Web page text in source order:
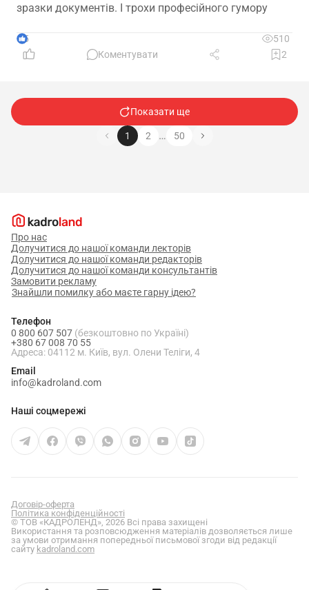
зразки документів. І трохи професійного гумору
5
510
Коментувати
2
Показати ще
1 2 … 50
Про нас
Долучитися до нашої команди лекторів
Долучитися до нашої команди редакторів
Долучитися до нашої команди консультантів
Замовити рекламу
Знайшли помилку або маєте гарну ідею?
Телефон
0 800 607 507 (безкоштовно по Україні)
+380 67 008 70 55
Адреса: 04112 м. Київ, вул. Олени Теліги, 4
Email
info@kadroland.com
Наші соцмережі
Договір-оферта
Політика конфіденційності
© ТОВ «КАДРОЛЕНД», 2026 Всі права захищені
Використання та розповсюдження матеріалів дозволяється лише
за умови отримання попередньої письмової згоди від редакції
сайту kadroland.com